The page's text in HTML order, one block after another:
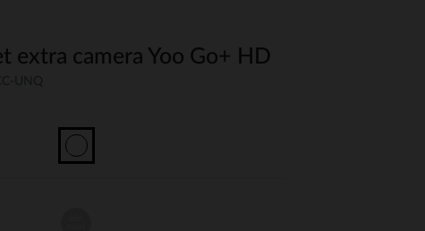
extra camera Yoo Go+ HD